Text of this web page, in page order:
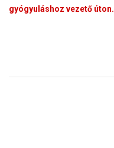
gyógyuláshoz vezető úton.